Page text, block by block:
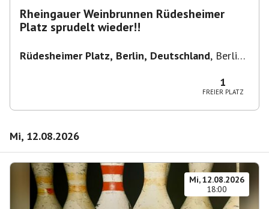
Rheingauer Weinbrunnen Rüdesheimer
Platz sprudelt wieder!!
Rüdesheimer Platz, Berlin, Deutschland, Berlin-
1
FREIER PLATZ
Mi, 12.08.2026
Mi, 12.08.2026
18:00